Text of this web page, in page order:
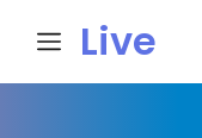
Live